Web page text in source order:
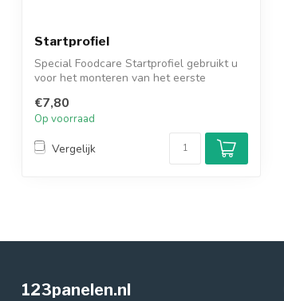
Startprofiel
Special Foodcare Startprofiel gebruikt u
voor het monteren van het eerste
€7,80
Op voorraad
Vergelijk
123panelen.nl